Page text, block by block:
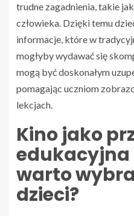
trudne zagadnienia, takie
człowieka. Dzięki temu
informacje, które w
mogłyby wydawać się
mogą być doskonałym
pomagając uczniom
lekcjach.
Kino jako
edukacyjna
warto
dzieci?